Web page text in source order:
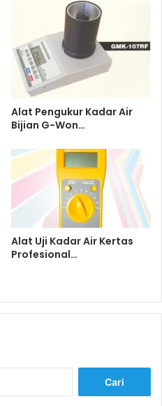
Alat Pengukur Kadar Air
Bijian G-Won…
Alat Uji Kadar Air Kertas
Profesional…